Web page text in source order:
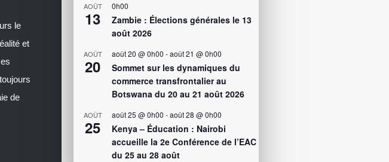
le
et
de
AOÛT
13
0h00
Zambie : Élections générales le 13
août 2026
AOÛT
20
août 20 @ 0h00 -août 21 @ 0h00
Sommet sur les dynamiques du
commerce transfrontalier au
Botswana du 20 au 21 août 2026
AOÛT
25
août 25 @ 0h00 -août 28 @ 0h00
Kenya – Éducation : Nairobi
accueille la 2e Conférence de l’EAC
du 25 au 28 août